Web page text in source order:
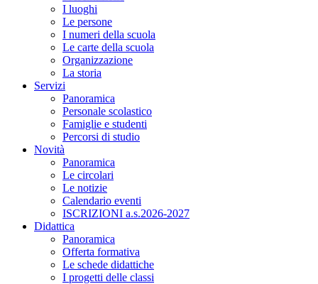
I luoghi
Le persone
I numeri della scuola
Le carte della scuola
Organizzazione
La storia
Servizi
Panoramica
Personale scolastico
Famiglie e studenti
Percorsi di studio
Novità
Panoramica
Le circolari
Le notizie
Calendario eventi
ISCRIZIONI a.s.2026-2027
Didattica
Panoramica
Offerta formativa
Le schede didattiche
I progetti delle classi